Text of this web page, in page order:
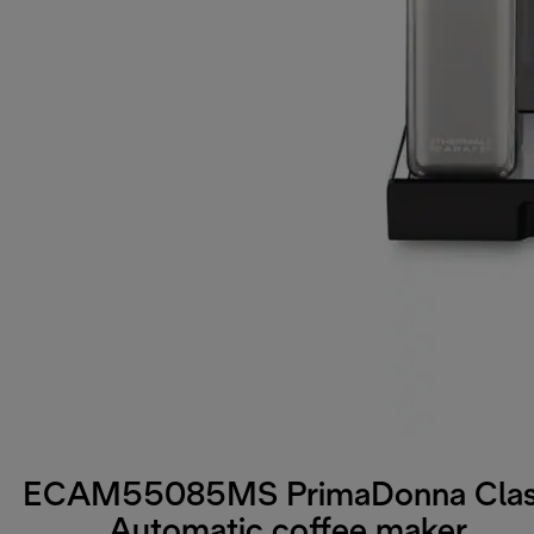
ECAM55085MS PrimaDonna